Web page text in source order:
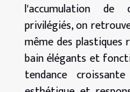
l'accumulation de
privilégiés, on
même des plastiques
bain élégants et
tendance